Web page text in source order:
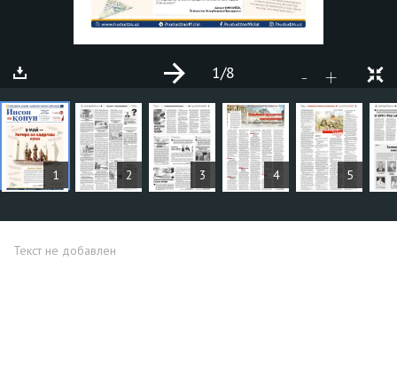
1 2 3 4 5
- +
1/8
СТАТЬИ
Текст не добавлен